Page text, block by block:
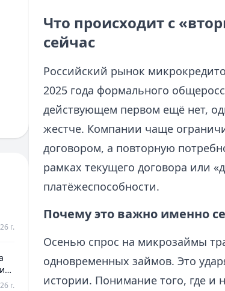
г.
г.
Что происходит с
сейчас
Российский рынок
2025 года формального
действующем первом ещё нет,
жестче. Компании чаще
договором, а повторную
рамках текущего договора или
платёжеспособности.
Почему это важно именно
Осенью спрос на микрозаймы
одновременных займов. Это
истории. Понимание того, где и